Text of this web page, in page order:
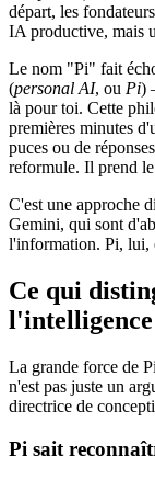
départ, les
IA productive, mais
Le nom "Pi" fait
(personal AI, ou Pi)
là pour toi. Cette
premières minutes
puces ou de
reformule. Il prend
C'est une approche
Gemini, qui sont
l'information. Pi, lui,
Ce qui
La grande force de
n'est pas juste un
directrice de
Pi sait